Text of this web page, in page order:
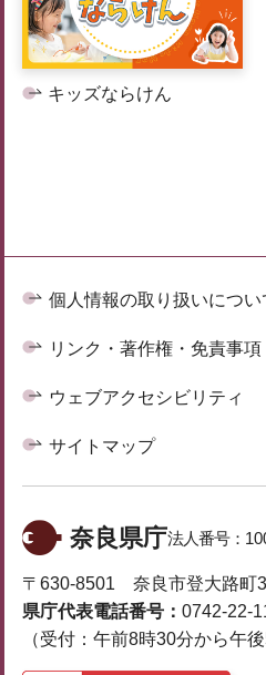
キッズならけん
個人情報の取り扱いについ
リンク・著作権・免責事項
ウェブアクセシビリティ
サイトマップ
奈良県庁法人番号：
〒630-8501 奈良市登大路町
県庁代表電話番号： 0742-22-
（受付：午前8時30分から午後